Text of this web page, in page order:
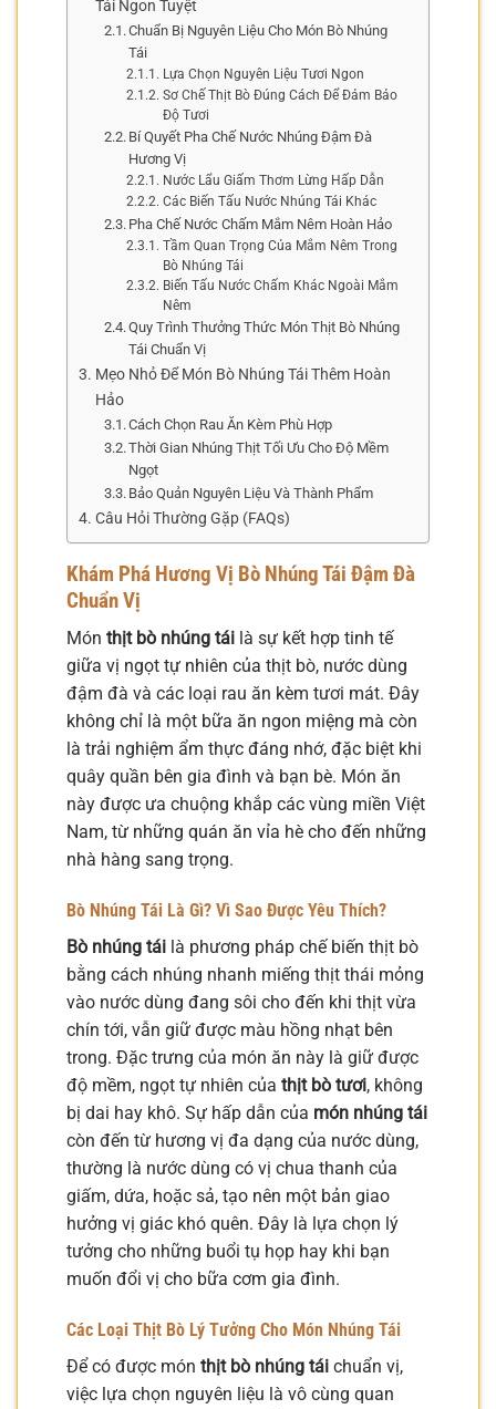
Tái Ngon Tuyệt
Chuẩn Bị Nguyên Liệu Cho Món Bò Nhúng
Tái
Lựa Chọn Nguyên Liệu Tươi Ngon
Sơ Chế Thịt Bò Đúng Cách Để Đảm Bảo
Độ Tươi
Bí Quyết Pha Chế Nước Nhúng Đậm Đà
Hương Vị
Nước Lẩu Giấm Thơm Lừng Hấp Dẫn
Các Biến Tấu Nước Nhúng Tái Khác
Pha Chế Nước Chấm Mắm Nêm Hoàn Hảo
Tầm Quan Trọng Của Mắm Nêm Trong
Bò Nhúng Tái
Biến Tấu Nước Chấm Khác Ngoài Mắm
Nêm
Quy Trình Thưởng Thức Món Thịt Bò Nhúng
Tái Chuẩn Vị
Mẹo Nhỏ Để Món Bò Nhúng Tái Thêm Hoàn
Hảo
Cách Chọn Rau Ăn Kèm Phù Hợp
Thời Gian Nhúng Thịt Tối Ưu Cho Độ Mềm
Ngọt
Bảo Quản Nguyên Liệu Và Thành Phẩm
Câu Hỏi Thường Gặp (FAQs)
Khám Phá Hương Vị Bò Nhúng Tái Đậm Đà
Chuẩn Vị
Món thịt bò nhúng tái là sự kết hợp tinh tế
giữa vị ngọt tự nhiên của thịt bò, nước dùng
đậm đà và các loại rau ăn kèm tươi mát. Đây
không chỉ là một bữa ăn ngon miệng mà còn
là trải nghiệm ẩm thực đáng nhớ, đặc biệt khi
quây quần bên gia đình và bạn bè. Món ăn
này được ưa chuộng khắp các vùng miền Việt
Nam, từ những quán ăn vỉa hè cho đến những
nhà hàng sang trọng.
Bò Nhúng Tái Là Gì? Vì Sao Được Yêu Thích?
Bò nhúng tái là phương pháp chế biến thịt bò
bằng cách nhúng nhanh miếng thịt thái mỏng
vào nước dùng đang sôi cho đến khi thịt vừa
chín tới, vẫn giữ được màu hồng nhạt bên
trong. Đặc trưng của món ăn này là giữ được
độ mềm, ngọt tự nhiên của thịt bò tươi, không
bị dai hay khô. Sự hấp dẫn của món nhúng tái
còn đến từ hương vị đa dạng của nước dùng,
thường là nước dùng có vị chua thanh của
giấm, dứa, hoặc sả, tạo nên một bản giao
hưởng vị giác khó quên. Đây là lựa chọn lý
tưởng cho những buổi tụ họp hay khi bạn
muốn đổi vị cho bữa cơm gia đình.
Các Loại Thịt Bò Lý Tưởng Cho Món Nhúng Tái
Để có được món thịt bò nhúng tái chuẩn vị,
việc lựa chọn nguyên liệu là vô cùng quan